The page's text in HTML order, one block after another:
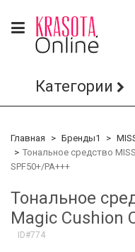
Категории
Главная Бренды1
Тональное средство
SPF50+/PA+++
Тональное
Magic Cushion
ID#774